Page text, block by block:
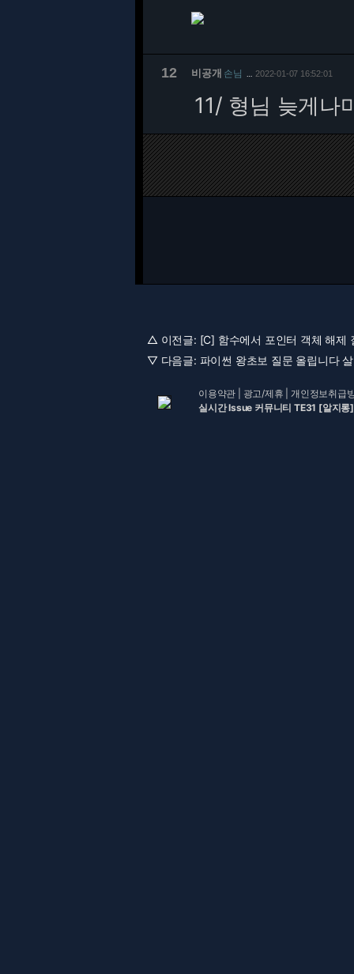
12 비공개 손님 2022-01-07 16:52:01
11/ 형님 늦게나
△ 이전글: [C] 함수에서 포인터 객체 해제
▽ 다음글: 파이썬 왕초보 질문 올립니다
이용약관 광고/제휴 |개인정보취급
실시간 Issue 커뮤니티 TE31 [알지